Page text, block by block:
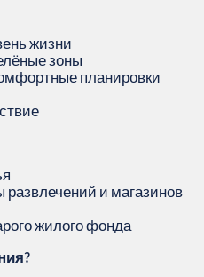
жизни
зоны
планировки
и магазинов
жилого фонда